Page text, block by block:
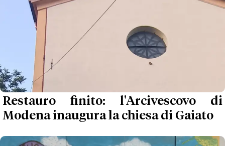
Restauro finito: l'Arcivescovo di
Modena inaugura la chiesa di Gaiato